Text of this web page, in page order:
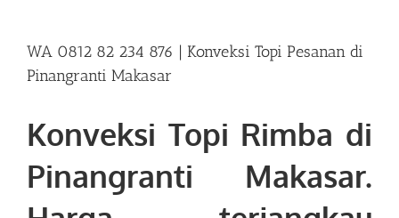
WA 0812 82 234 876 | Konveksi Topi Pesanan di
Pinangranti Makasar
Konveksi Topi Rimba di
Pinangranti Makasar.